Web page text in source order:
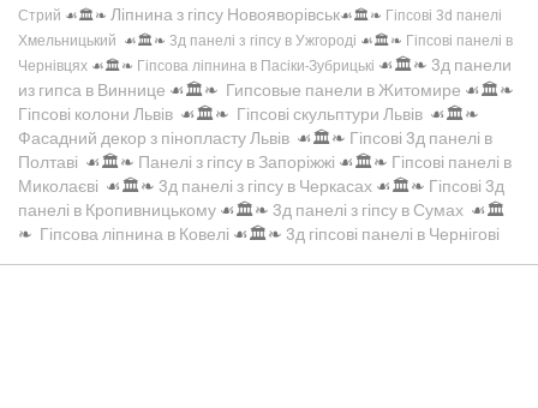
Стрий ☙🏛️❧ Ліпнина з гіпсу Новояворівськ☙🏛️❧ Гіпсові 3d панелі
Хмельницький ☙🏛️❧ 3д панелі з гіпсу в Ужгороді ☙🏛️❧ Гіпсові панелі в
Чернівцях ☙🏛️❧ Гіпсова ліпнина в Пасіки-Зубрицькі ☙🏛️❧ 3д панели
из гипса в Виннице ☙🏛️❧ Гипсовые панели в Житомире ☙🏛️❧
Гіпсові колони Львів ☙🏛️❧ Гіпсові скульптури Львів ☙🏛️❧
Фасадний декор з пінопласту Львів ☙🏛️❧ Гіпсові 3д панелі в
Полтаві ☙🏛️❧ Панелі з гіпсу в Запоріжжі ☙🏛️❧ Гіпсові панелі в
Миколаєві ☙🏛️❧ 3д панелі з гіпсу в Черкасах ☙🏛️❧ Гіпсові 3д
панелі в Кропивницькому ☙🏛️❧ 3д панелі з гіпсу в Сумах ☙🏛️
❧ Гіпсова ліпнина в Ковелі ☙🏛️❧ 3д гіпсові панелі в Чернігові